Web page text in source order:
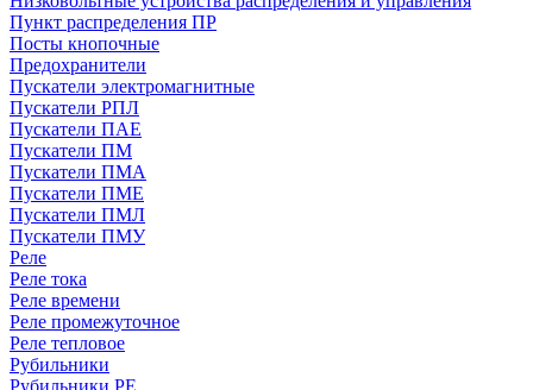
Пункт распределения ПР
Посты кнопочные
Предохранители
Пускатели электромагнитные
Пускатели РПЛ
Пускатели ПАЕ
Пускатели ПМ
Пускатели ПМА
Пускатели ПМЕ
Пускатели ПМЛ
Пускатели ПМУ
Реле
Реле тока
Реле времени
Реле промежуточное
Реле тепловое
Рубильники